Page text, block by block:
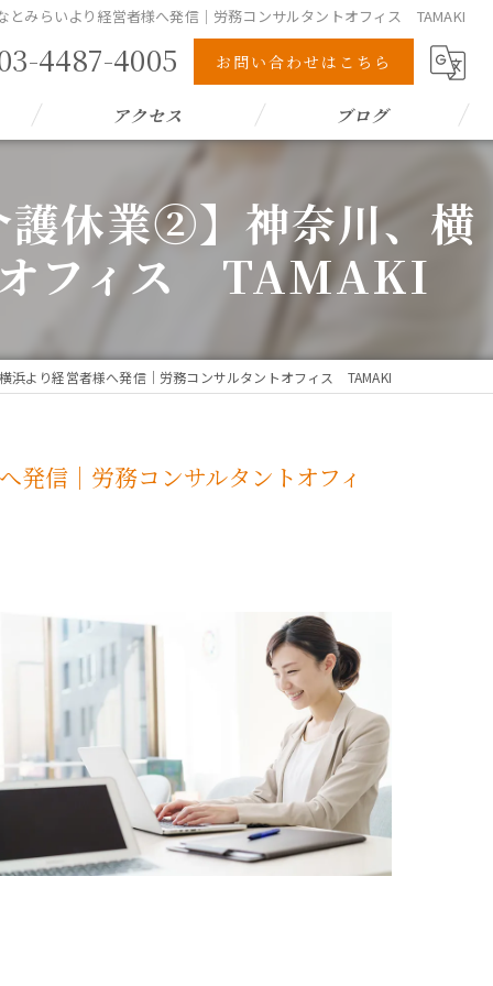
みらいより経営者様へ発信｜労務コンサルタントオフィス TAMAKI
4487-4005 お問い合わせはこちら
アクセス ブログ
護休業②】神奈川、横
オフィス TAMAKI
より経営者様へ発信｜労務コンサルタントオフィス TAMAKI
信｜労務コンサルタントオフィ